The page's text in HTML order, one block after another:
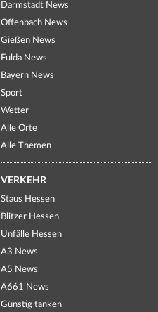
Darmstadt News
Offenbach News
Gießen News
Fulda News
Bayern News
Sport
Wetter
Alle Orte
Alle Themen
VERKEHR
Staus Hessen
Blitzer Hessen
Unfälle Hessen
A3 News
A5 News
A661 News
Günstig tanken